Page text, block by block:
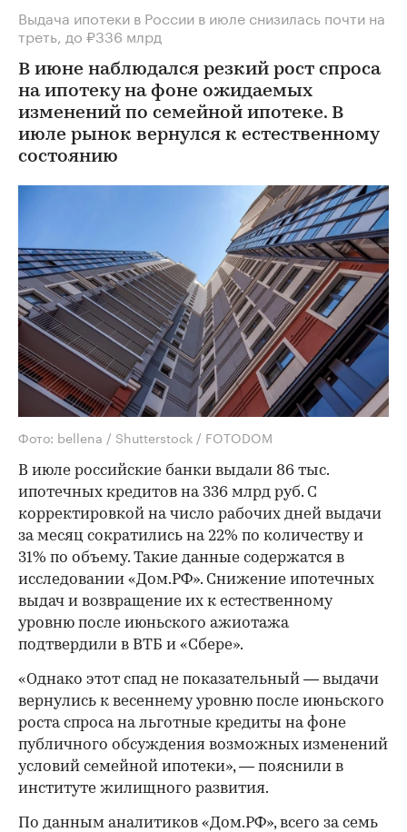
Выдача ипотеки в России в июле снизилась почти на
треть, до ₽336 млрд
В июне наблюдался резкий рост спроса
на ипотеку на фоне ожидаемых
изменений по семейной ипотеке. В
июле рынок вернулся к естественному
состоянию
Фото: bellena / Shutterstock / FOTODOM
В июле российские банки выдали 86 тыс.
ипотечных кредитов на 336 млрд руб. С
корректировкой на число рабочих дней выдачи
за месяц сократились на 22% по количеству и
31% по объему. Такие данные содержатся в
исследовании «Дом.РФ». Снижение ипотечных
выдач и возвращение их к естественному
уровню после июньского ажиотажа
подтвердили в ВТБ и «Сбере».
«Однако этот спад не показательный — выдачи
вернулись к весеннему уровню после июньского
роста спроса на льготные кредиты на фоне
публичного обсуждения возможных изменений
условий семейной ипотеки», — пояснили в
институте жилищного развития.
По данным аналитиков «Дом.РФ», всего за семь